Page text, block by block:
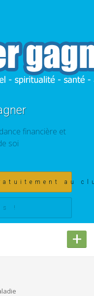
financière et
soi
au
!
+